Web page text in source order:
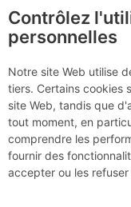
certaines pages ne
incomplètes,
compte sur le site.
capteur
photo a
Contrôlez
personnelles
Notre site Web utilise
tiers. Certains cookies
site Web, tandis que
tout moment, en
comprendre les
fournir des
accepter ou les